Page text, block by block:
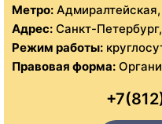
Метро:
Адрес: Санкт-
Режим работы:
Правовая форма: